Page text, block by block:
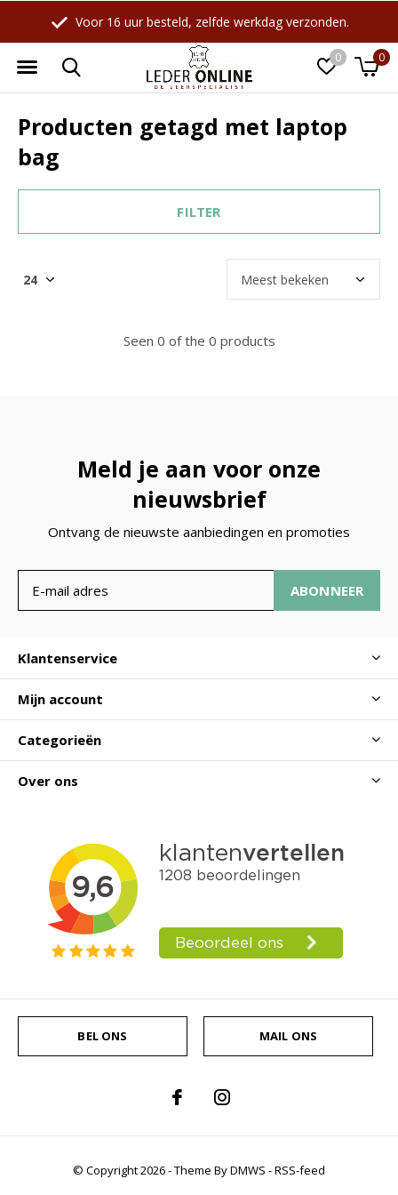
0 0
Voor 16 uur besteld, zelfde werkdag verzonden.
Producten getagd met laptop
bag
FILTER
Seen 0 of the 0 products
Meld je aan voor onze
nieuwsbrief
Ontvang de nieuwste aanbiedingen en promoties
ABONNEER
Klantenservice
Mijn account
Categorieën
Over ons
BEL ONS MAIL ONS
© Copyright2026- Theme ByDMWS -RSS-feed